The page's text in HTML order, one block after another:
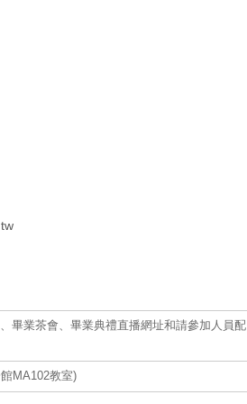
畢業茶會、畢業典禮直播網址和請參加人員配
MA102教室)